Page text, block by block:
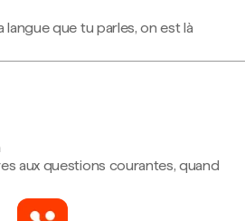
langue que tu parles, on est là
aux questions courantes, quand